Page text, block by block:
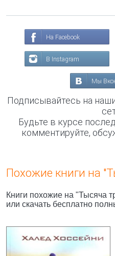
На Facebook
В Instagram
Мы
Подписывайтесь на
Будьте в курсе
комментируйте,
Похожие книги на
Книги похожие на "Тысяча
или скачать бесплатно